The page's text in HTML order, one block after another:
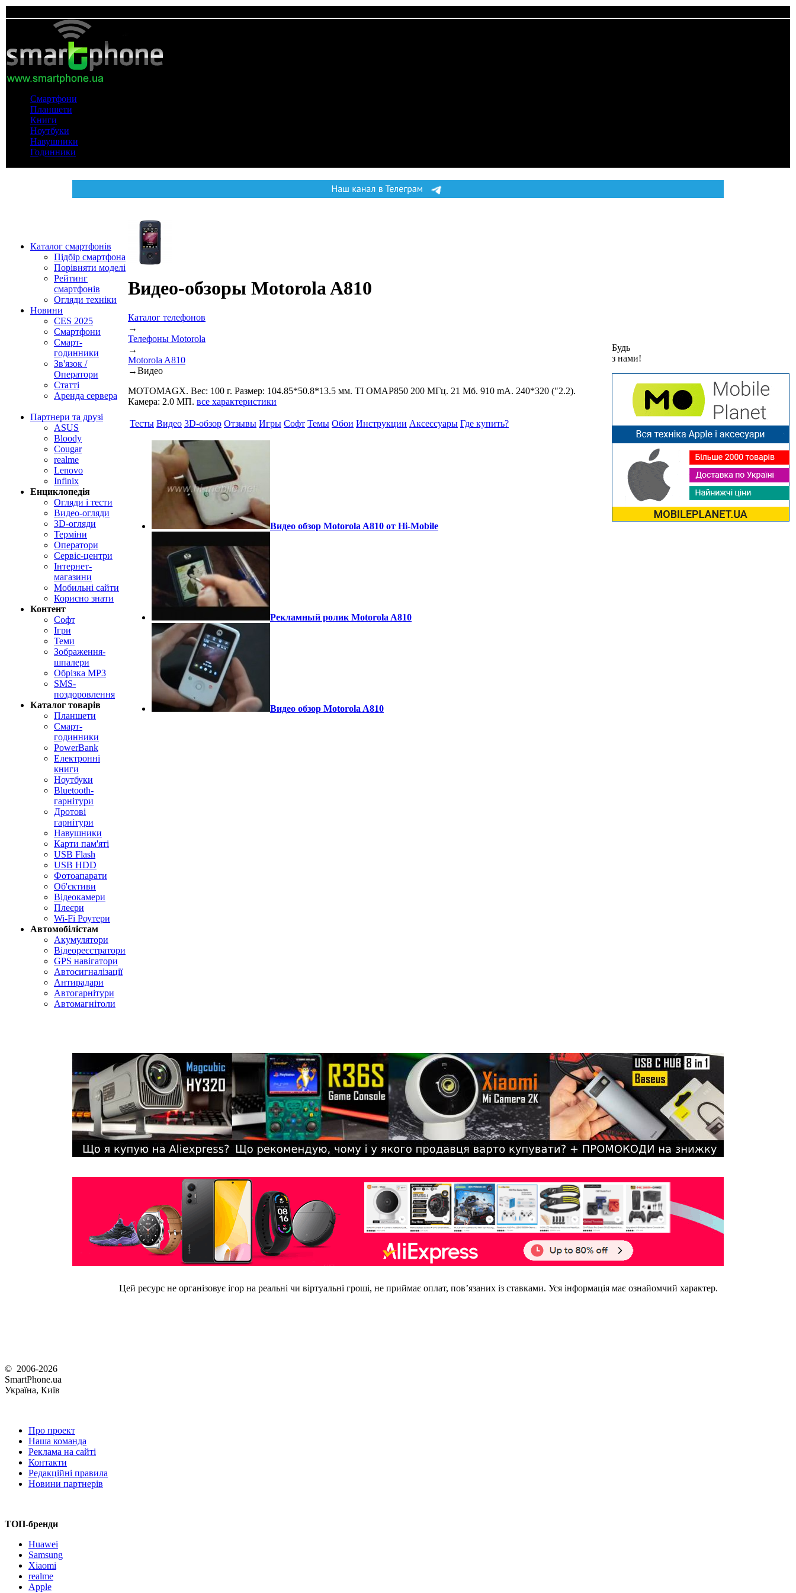
Смартфони
Планшети
Книги
Ноутбуки
Навушники
Годинники
Каталог смартфонів
Підбір смартфона
Порівняти моделі
Рейтинг
смартфонів
Огляди техніки
Новини
CES 2025
Смартфони
Смарт-
годинники
Зв'язок /
Оператори
Статті
Аренда сервера
Партнери та друзі
ASUS
Bloody
Cougar
realme
Lenovo
Infinix
Енциклопедія
Огляди і тести
Видео-огляди
3D-огляди
Терміни
Оператори
Сервіс-центри
Інтернет-
магазини
Мобильні сайти
Корисно знати
Контент
Софт
Ігри
Теми
Зображення-
шпалери
Обрізка MP3
SMS-
поздоровлення
Каталог товарів
Планшети
Смарт-
годинники
PowerBank
Електронні
книги
Ноутбуки
Bluetooth-
гарнітури
Дротові
гарнітури
Навушники
Карти пам'яті
USB Flash
USB HDD
Фотоапарати
Об'єктиви
Відеокамери
Плеєри
Wi-Fi Роутери
Автомобілістам
Акумулятори
Відеореєстратори
GPS навігатори
Автосигналізації
Антирадари
Автогарнітури
Автомагнітоли
Видео-обзоры Motorola A810
Каталог телефонов
→
Телефоны Motorola
→
Motorola A810
→Видео
MOTOMAGX. Вес: 100 г. Размер: 104.85*50.8*13.5 мм. TI OMAP850 200 МГц. 21 Мб. 910 mA. 240*320 ("2.2).
Камера: 2.0 МП. все характеристики
Тесты Видео 3D-обзор Отзывы Игры Софт Темы Обои Инструкции Аксессуары Где купить?
Видео обзор Motorola A810 от Hi-Mobile
Рекламный ролик Motorola A810
Видео обзор Motorola A810
Будь
з нами!
Цей ресурс не організовує ігор на реальні чи віртуальні гроші, не приймає оплат, пов’язаних із ставками. Уся інформація має ознайомчий характер.
© 2006-2026
SmartPhone.ua
Україна, Київ
Про проект
Наша команда
Реклама на сайті
Контакти
Редакційні правила
Новини партнерів
ТОП-бренди
Huawei
Samsung
Xiaomi
realme
Apple